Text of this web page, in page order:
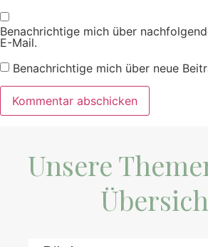
Benachrichtige mich über
E-Mail.
Benachrichtige mich über neue
Unsere